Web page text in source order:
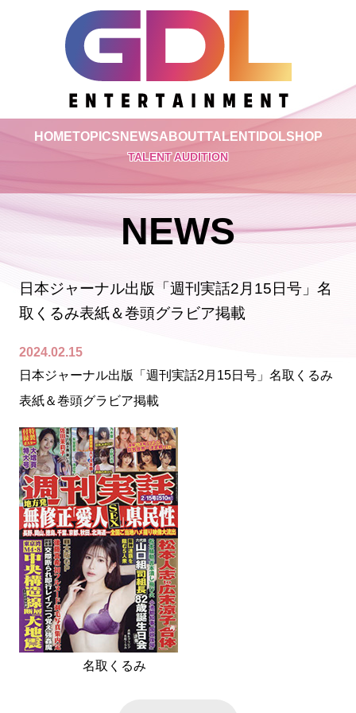
HOMETOPICS NEWSABOUTTALENTIDOLSHOP
TALENT AUDITION
NEWS
日本ジャーナル出版「週刊実話2月15日号」名
取くるみ表紙＆巻頭グラビア掲載
2024.02.15
日本ジャーナル出版「週刊実話2月15日号」名取くるみ
表紙＆巻頭グラビア掲載
名取くるみ